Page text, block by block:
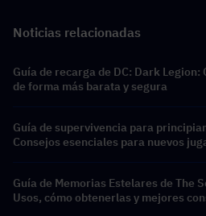
Noticias relacionadas
Guía de recarga de DC: Dark
de forma más barata y segura
Guía de supervivencia para
Consejos esenciales para nuevos
Guía de Memorias Estelares de The
Usos, cómo obtenerlas y mejores